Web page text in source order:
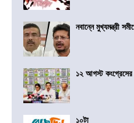
নবান্নে মুখ্যমন্ত্রী
১২ আগস্ট কংগ্রেসের
১০টা